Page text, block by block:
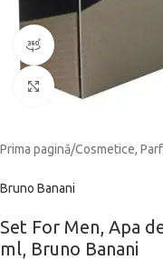
360 product view
Click to enlarge
Prima pagină/Cosmetice,
Bruno Banani
Set For Men, Apa
ml, Bruno Banani